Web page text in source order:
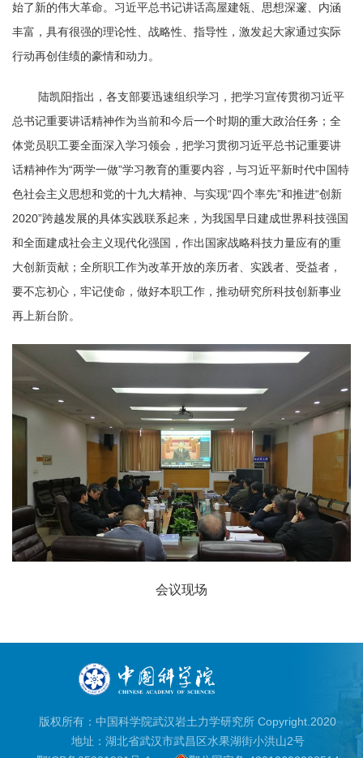
始了新的伟大革命。习近平总书记讲话高屋建瓴、思想深邃、内涵
丰富，具有很强的理论性、战略性、指导性，激发起大家通过实际
行动再创佳绩的豪情和动力。
陆凯阳指出，各支部要迅速组织学习，把学习宣传贯彻习近平
总书记重要讲话精神作为当前和今后一个时期的重大政治任务；全
体党员职工要全面深入学习领会，把学习贯彻习近平总书记重要讲
话精神作为“两学一做”学习教育的重要内容，与习近平新时代中国特
色社会主义思想和党的十九大精神、与实现“四个率先”和推进“创新
2020”跨越发展的具体实践联系起来， 为我国早日建成世界科技强国
和全面建成社会主义现代化强国，作出国家战略科技力量应有的重
大创新贡献 ； 全所职工作为改革开放的亲历者、实践者、受益者，
要不忘初心，牢记使命，做好本职工作，推动研究所科技创新事业
再上新台阶。
会议现场
版权所有：中国科学院武汉岩土力学研究所 Copyright.2020
地址：湖北省武汉市武昌区水果湖街小洪山2号